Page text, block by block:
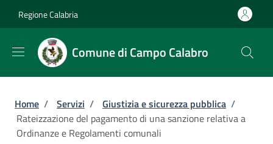
Regione Calabria
Comune di Campo Calabro
Briciole di pane
Home / Servizi / Giustizia e sicurezza pubblica /
Rateizzazione del pagamento di una sanzione relativa a
Ordinanze e Regolamenti comunali